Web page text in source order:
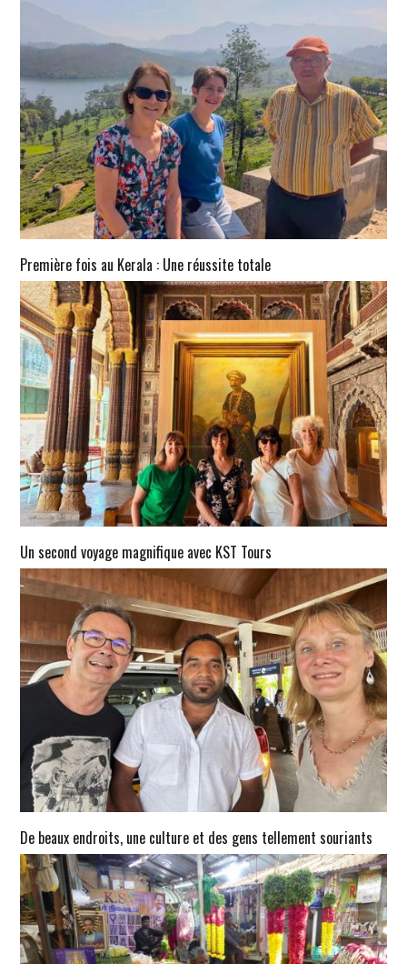
Première fois au Kerala : Une réussite totale
Un second voyage magnifique avec KST Tours
De beaux endroits, une culture et des gens tellement souriants